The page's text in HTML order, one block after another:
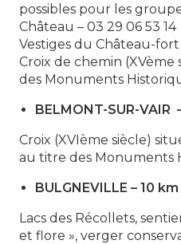
possibles pour les
Château – 03 29 06 53 14
Vestiges du Château-fort
Croix de chemin (XVème
des Monuments
BELMONT-SUR-VAIR
Croix (XVIème siècle)
au titre des Monuments
BULGNEVILLE – 10
Lacs des Récollets,
et flore », verger